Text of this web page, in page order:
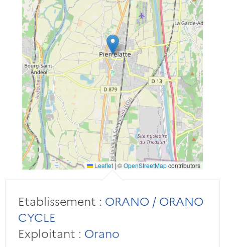
Leaflet | ©OpenStreetMapcontributors
Etablissement : ORANO / ORANO
CYCLE
Exploitant : Orano